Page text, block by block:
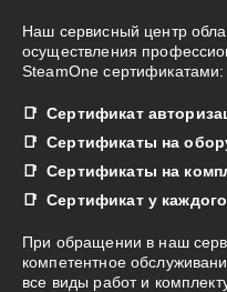
Наш сервисный центр
осуществления
SteamOne сертификатами:
Сертификат
Сертификаты на
Сертификаты на
Сертификат у
При обращении в наш
компетентное
все виды работ и